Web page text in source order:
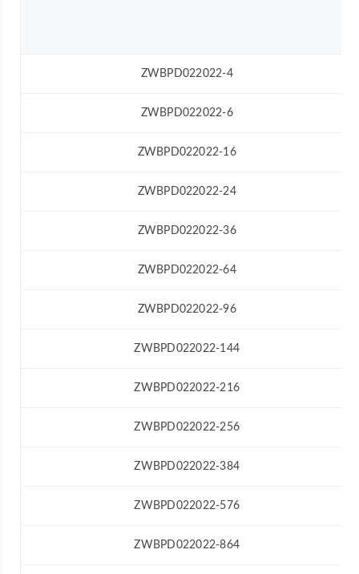
ZWBPD022022-4
ZWBPD022022-6
ZWBPD022022-16
ZWBPD022022-24
ZWBPD022022-36
ZWBPD022022-64
ZWBPD022022-96
ZWBPD022022-144
ZWBPD022022-216
ZWBPD022022-256
ZWBPD022022-384
ZWBPD022022-576
ZWBPD022022-864